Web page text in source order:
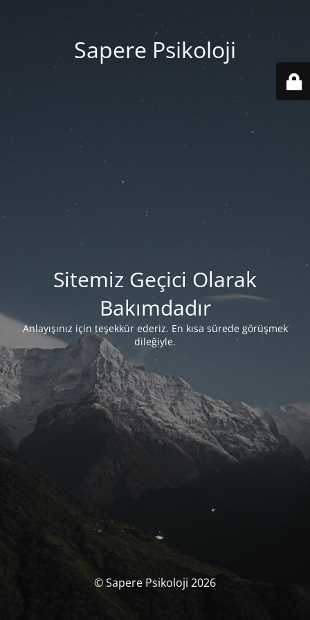
Sapere Psikoloji
Sitemiz Geçici Olarak
Bakımdadır
Anlayışınız için teşekkür ederiz. En kısa sürede görüşmek
dileğiyle.
© Sapere Psikoloji 2026